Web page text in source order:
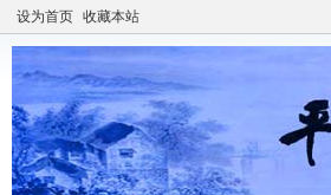
设为首页 收藏本站